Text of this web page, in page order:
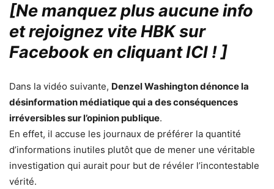
[Ne manquez plus aucune info
et rejoignez vite HBK sur
Facebook en cliquant ICI !]
Dans la vidéo suivante, Denzel Washington dénonce la
désinformation médiatique qui a des conséquences
irréversibles sur l’opinion publique.
En effet, il accuse les journaux de préférer la quantité
d’informations inutiles plutôt que de mener une véritable
investigation qui aurait pour but de révéler l’incontestable
vérité.